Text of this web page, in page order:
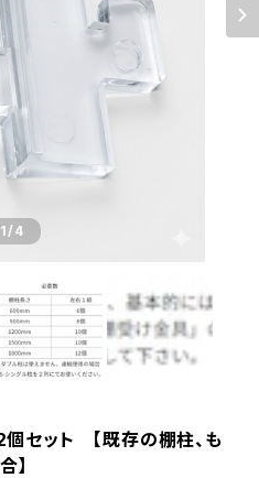
1/4
セット 【既存の棚柱、も
】